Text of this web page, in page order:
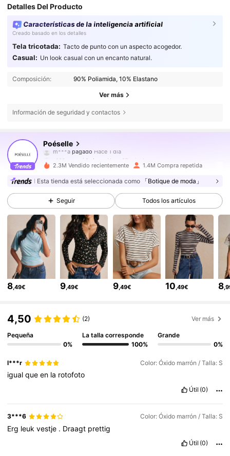
Detalles Del Producto
Características de la inteligencia artificial
Creado basado en los detalles
Tela tricotada: Tacto de punto con un aspecto acogedor.
Casual: Un look casual con un encanto natural.
Composición: 90% Poliamida, 10% Elastano
Ver más
Información de seguridad y contactos
Poéselle
s***aseguido haceHace 10 minutos
1.5M Seguidores
4,80 1.5M Seguidores
1.5M Seguidores
4,80 1.5M Seguidores
4,80 1.5M Seguidores
4,80
2.3M Vendido recientemente 1.4M Compra repetida
Esta tienda está seleccionada como 「Botique de moda」
Seguir Todos los artículos
8,49€ 9,49€ 9,49€ 10,49€ 8
4,50 (2) Ver más
Pequeña
0%
La talla corresponde
100%
Grande
0%
l***r Color: Óxido marrón / Talla: S
igualqueen la rotofoto
Útil (0)
3***6 Color: Óxido marrón / Talla: S
Erg leukvestje . Draagt prettig
Útil (0)